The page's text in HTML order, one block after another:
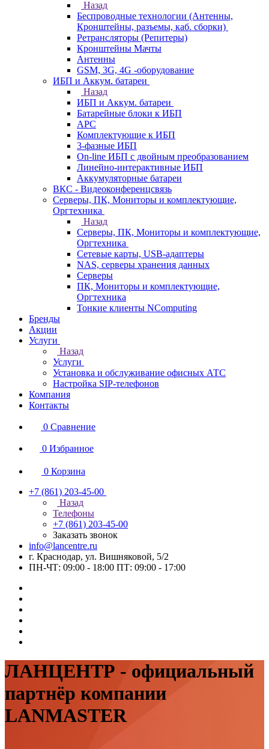
Назад
Беспроводные технологии (Антенны,
Кронштейны, разъемы, каб. сборки)
Ретрансляторы (Репитеры)
Кронштейны Мачты
Антенны
GSM, 3G, 4G -оборудование
ИБП и Аккум. батареи
Назад
ИБП и Аккум. батареи
Батарейные блоки к ИБП
APC
Комплектующие к ИБП
3-фазные ИБП
On-line ИБП с двойным преобразованием
Линейно-интерактивные ИБП
Аккумуляторные батареи
ВКС - Видеоконференцсвязь
Серверы, ПК, Мониторы и комплектующие,
Оргтехника
Назад
Серверы, ПК, Мониторы и комплектующие,
Оргтехника
Сетевые карты, USB-адаптеры
NAS, серверы хранения данных
Серверы
ПК, Мониторы и комплектующие,
Оргтехника
Тонкие клиенты NComputing
Бренды
Акции
Услуги
Назад
Услуги
Установка и обслуживание офисных АТС
Настройка SIP-телефонов
Компания
Контакты
0 Сравнение
0 Избранное
0 Корзина
+7 (861) 203-45-00
Назад
Телефоны
+7 (861) 203-45-00
Заказать звонок
info@lancentre.ru
г. Краснодар, ул. Вишняковой, 5/2
ПН-ЧТ: 09:00 - 18:00 ПТ: 09:00 - 17:00
ЛАНЦЕНТР - официальный
партнёр компании
LANMASTER